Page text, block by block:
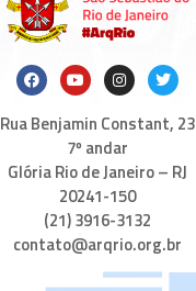
Rua Benjamin Constant, 23
7º andar
Glória Rio de Janeiro – RJ
20241-150
(21) 3916-3132
contato@arqrio.org.br